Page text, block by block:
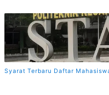
Syarat Terbaru Daftar